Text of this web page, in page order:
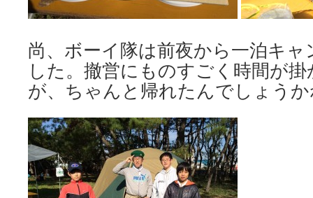
尚、ボーイ隊は前夜から一泊キ
した。撤営にものすごく時間が
が、ちゃんと帰れたんでしょう